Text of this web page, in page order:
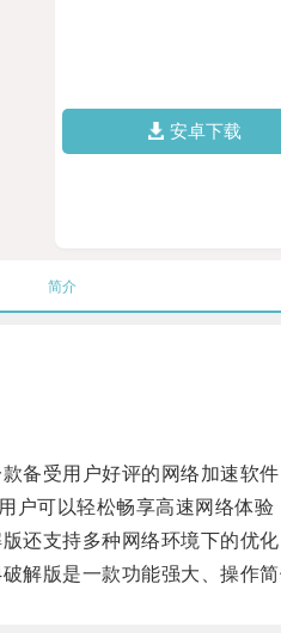
安卓下载
简介
受用户好评的网络加速软件
可以轻松畅享高速网络体验
支持多种网络环境下的优化
版是一款功能强大、操作简